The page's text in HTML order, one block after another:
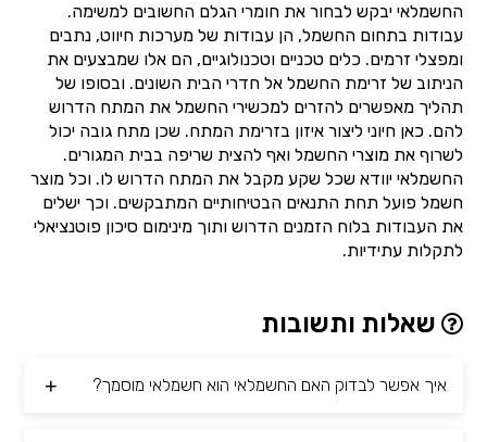
החשמלאי יבקש לבחור את חומרי הגלם החשובים למשימה.
עבודות בתחום החשמל, הן עבודות של מערכות חיווט, נתבים
ומפצלי זרמים. כלים טכניים וטכנולוגיים, הם אלו שמבצעים את
הניתוב של זרימת החשמל אל חדרי הבית השונים. ובסופו של
תהליך מאפשרים להזרים למכשירי החשמל את המתח הדרוש
להם. כאן חיוני ליצור איזון בזרימת המתח. שכן מתח גובה יכול
לשרוף את מוצרי החשמל ואף להצית שריפה בבית המגורים.
החשמלאי יוודא שכל שקע מקבל את המתח הדרוש לו. וכל מוצר
חשמל פועל תחת התנאים הבטיחותיים המתבקשים. וכך ישלים
את העבודות בלוח הזמנים הדרוש ותוך מינימום סיכון פוטנציאלי
לתקלות עתידיות.
שאלות ותשובות
איך אפשר לבדוק האם החשמלאי הוא חשמלאי מוסמך?